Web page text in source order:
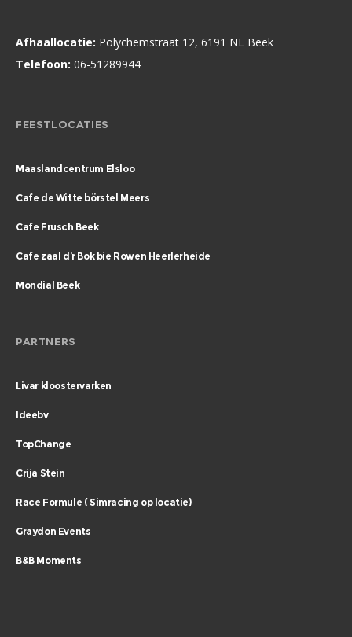
Afhaallocatie: Polychemstraat 12, 6191 NL Beek
Telefoon: 06-51289944
FEESTLOCATIES
Maaslandcentrum Elsloo
Cafe de Witte börstel Meers
Cafe Frusch Beek
Cafe zaal d’r Bok bie Rowen Heerlerheide
Mondial Beek
PARTNERS
Livar kloostervarken
Ideebv
TopChange
Crija Stein
Race Formule ( Simracing op locatie)
Graydon Events
B&B Moments